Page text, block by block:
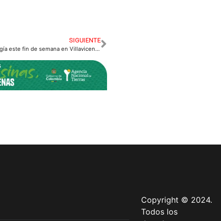
SIGUIENTE
Suspensión de energía este fin de semana en Villavicencio
Copyright © 2024.
Todos los